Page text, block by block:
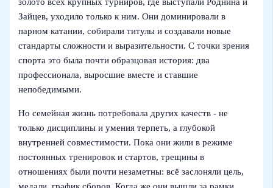
золото всех крупных турниров, где выступали Роднина и
Зайцев, уходило только к ним. Они доминировали в
парном катании, собирали титулы и создавали новые
стандарты сложности и выразительности. С точки зрения
спорта это была почти образцовая история: два
профессионала, выросшие вместе и ставшие
непобедимыми.
Но семейная жизнь потребовала других качеств - не
только дисциплины и умения терпеть, а глубокой
внутренней совместимости. Пока они жили в режиме
постоянных тренировок и стартов, трещины в
отношениях были почти незаметны: всё заслоняли цель,